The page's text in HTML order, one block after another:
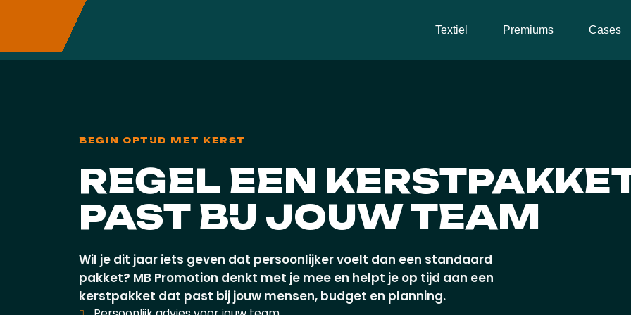
Textiel Premiums Cases
BEGIN OPTIJD MET KERST
REGEL EEN
PAST BIJ JOUW TEAM
Wil je dit jaar iets geven dat persoonlijker voelt dan een standaard
pakket? MB Promotion denkt met je mee en helpt je op tijd aan een
kerstpakket dat past bij jouw mensen, budget en planning.